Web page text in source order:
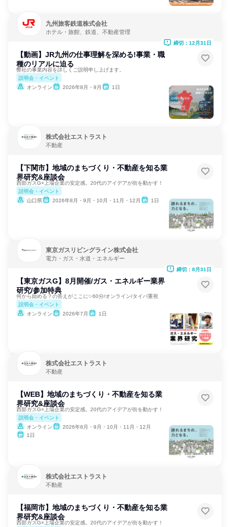
九州旅客鉄道株式会社
ホテル・旅館、鉄道、不動産管理
【動画】JR九州の仕事理解を深める!事業・職
種のリアルに迫る
弊社の事業内容を詳しくご説明申し上げます。
説明会・イベント
オンライン
2026年8月・9月 1日
締切：12月31日
株式会社エストラスト
不動産
【下関市】地域のまちづくり・不動産を知る業
界研究&座談会
西部ガスG×上場企業の安定感。20代のアイデアが街を動かす！
説明会・イベント
山口県
2026年8月・9月・10月・11月・12月 1日
東京ガスリビングライン株式会社
電力・ガス・水道・エネルギー
【東京ガスG】8月開催/ガス・エネルギー業界
研究/参加特典
何から始める？の答えがここに✨60分/オンライン/タイパ重視
説明会・イベント
オンライン
2026年7月 1日
締切：8月31日
株式会社エストラスト
不動産
【WEB】地域のまちづくり・不動産を知る業
界研究&座談会
西部ガスG×上場企業の安定感。20代のアイデアが街を動かす！
説明会・イベント
オンライン
2026年8月・9月・10月・11月・12月
1日
株式会社エストラスト
不動産
【福岡市】地域のまちづくり・不動産を知る業
界研究&座談会
西部ガスG×上場企業の安定感。20代のアイデアが街を動かす！